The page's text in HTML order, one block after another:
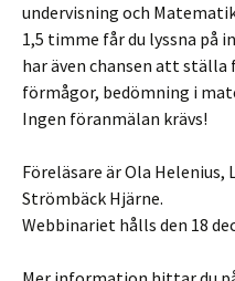
undervisning och
1,5 timme får du lyssna på
har även chansen att
förmågor, bedömning i
Ingen föranmälan krävs!
Föreläsare är Ola Helenius,
Strömbäck Hjärne.
Webbinariet hålls den 18